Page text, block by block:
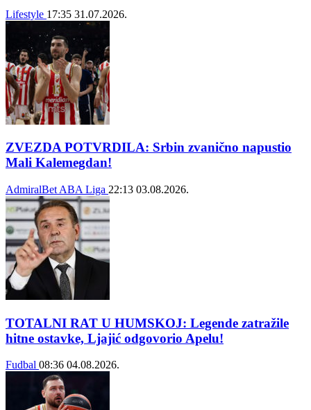
Lifestyle 17:35 31.07.2026.
ZVEZDA POTVRDILA: Srbin zvanično napustio
Mali Kalemegdan!
AdmiralBet ABA Liga 22:13 03.08.2026.
TOTALNI RAT U HUMSKOJ: Legende zatražile
hitne ostavke, Ljajić odgovorio Apelu!
Fudbal 08:36 04.08.2026.